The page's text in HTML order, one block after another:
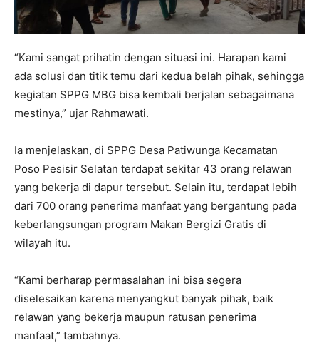
“Kami sangat prihatin dengan situasi ini. Harapan kami
ada solusi dan titik temu dari kedua belah pihak, sehingga
kegiatan SPPG MBG bisa kembali berjalan sebagaimana
mestinya,” ujar Rahmawati.
Ia menjelaskan, di SPPG Desa Patiwunga Kecamatan
Poso Pesisir Selatan terdapat sekitar 43 orang relawan
yang bekerja di dapur tersebut. Selain itu, terdapat lebih
dari 700 orang penerima manfaat yang bergantung pada
keberlangsungan program Makan Bergizi Gratis di
wilayah itu.
“Kami berharap permasalahan ini bisa segera
diselesaikan karena menyangkut banyak pihak, baik
relawan yang bekerja maupun ratusan penerima
manfaat,” tambahnya.